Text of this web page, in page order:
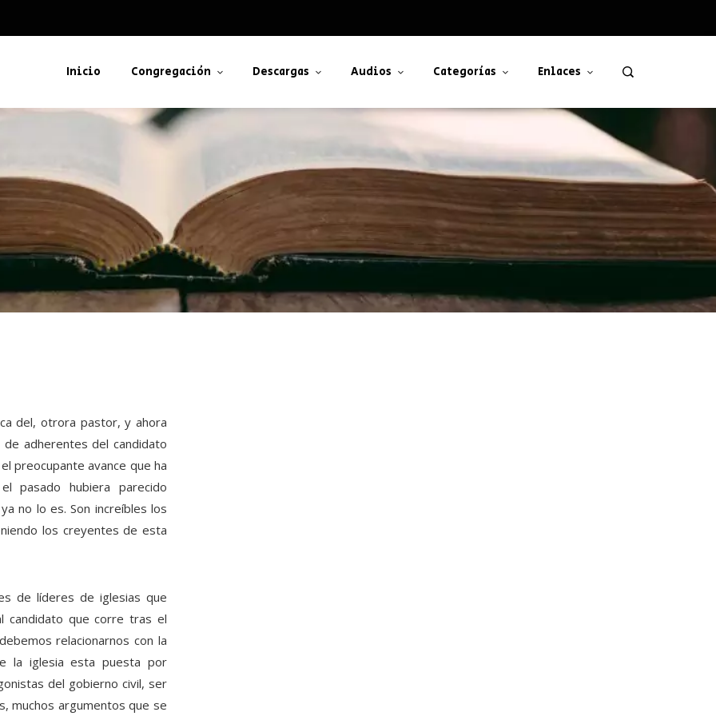
Inicio Congregación Descargas Audios Categorías Enlaces
del, otrora pastor, y ahora
adherentes del candidato
preocupante avance que ha
pasado hubiera parecido
no lo es. Son increíbles los
los creyentes de esta
de líderes de iglesias que
candidato que corre tras el
relacionarnos con la
la iglesia esta puesta por
del gobierno civil, ser
muchos argumentos que se